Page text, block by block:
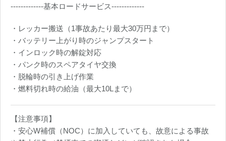
-------------基本ロードサービス-------------
・レッカー搬送（1事故あたり最大30万円まで）
・バッテリー上がり時のジャンプスタート
・インロック時の解錠対応
・パンク時のスペアタイヤ交換
・脱輪時の引き上げ作業
・燃料切れ時の給油（最大10Lまで）
【注意事項】
・安心W補償（NOC）に加入していても、故意による事故